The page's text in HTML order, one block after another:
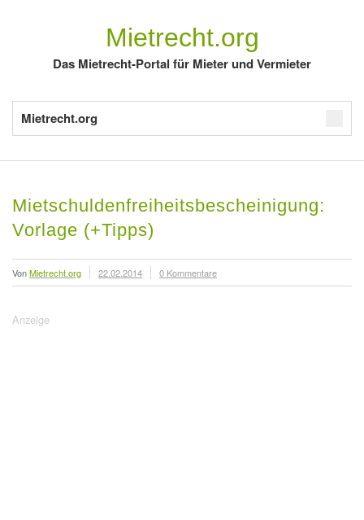
Mietrecht.org
Das Mietrecht-Portal für Mieter und Vermieter
Mietrecht.org
Mietschuldenfreiheitsbescheinigung:
Vorlage (+Tipps)
VonMietrecht.org 22.02.2014 0 Kommentare